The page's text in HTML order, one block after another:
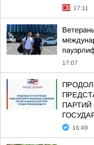
17:11
17:07
16:49